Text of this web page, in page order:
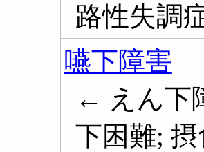
路性失調
嚥下障害
← えん下
下困難;